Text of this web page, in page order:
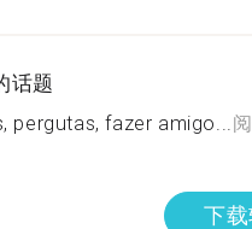
话题
pergutas, fazer amigo...
下